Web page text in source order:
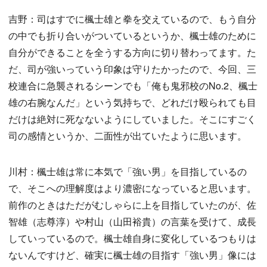
吉野：司はすでに楓士雄と拳を交えているので、もう自分
の中でも折り合いがついているというか、楓士雄のために
自分ができることを全うする方向に切り替わってます。た
だ、司が強いっていう印象は守りたかったので、今回、三
校連合に急襲されるシーンでも「俺も鬼邪校のNo.2、楓士
雄の右腕なんだ」という気持ちで、どれだけ殴られても目
だけは絶対に死なないようにしていました。そこにすごく
司の感情というか、二面性が出ていたように思います。
川村：楓士雄は常に本気で「強い男」を目指しているの
で、そこへの理解度はより濃密になっていると思います。
前作のときはただがむしゃらに上を目指していたのが、佐
智雄（志尊淳）や村山（山田裕貴）の言葉を受けて、成長
していっているので。楓士雄自身に変化しているつもりは
ないんですけど、確実に楓士雄の目指す「強い男」像には